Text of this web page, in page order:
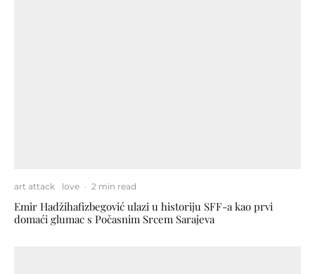
art attack love · 2 min read
Emir Hadžihafizbegović ulazi u historiju SFF-a kao prvi
domaći glumac s Počasnim Srcem Sarajeva